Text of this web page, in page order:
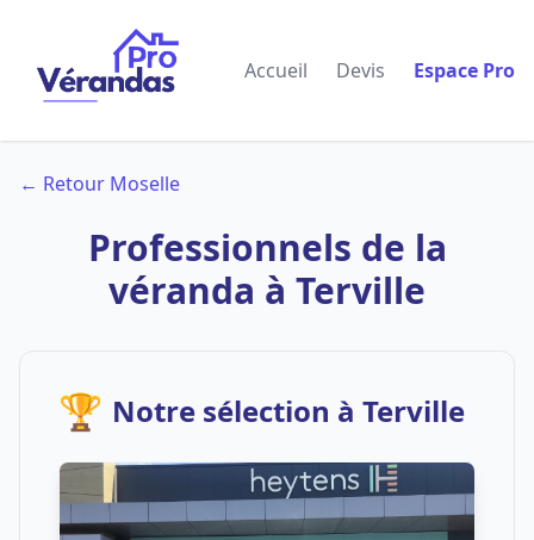
Accueil Devis Espace Pro
← Retour Moselle
Professionnels de la
véranda à Terville
🏆 Notre sélection à Terville